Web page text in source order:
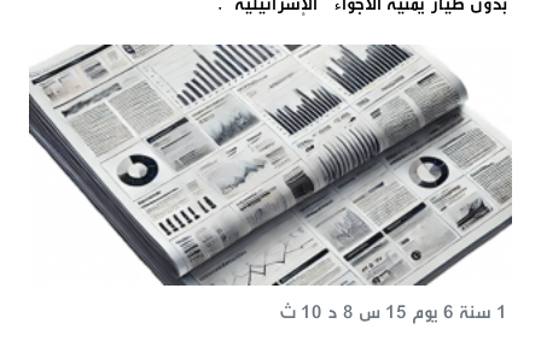
1 سنة 6 يوم 15 س 8 د 10 ث